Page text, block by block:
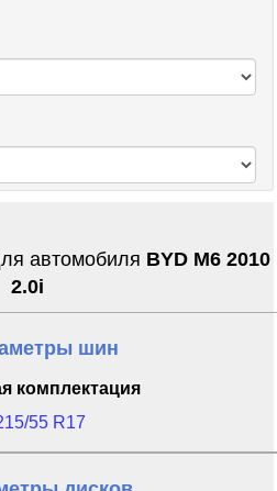
автомобиля BYD M6 2010
2.0i
шин
комплектация
55 R17